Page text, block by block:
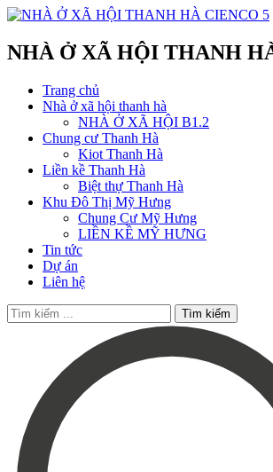
NHÀ Ở XÃ HỘI THANH
Trang chủ
Nhà ở xã hội thanh hà
NHÀ Ở XÃ HỘI B1.2
Chung cư Thanh Hà
Kiot Thanh Hà
Liền kề Thanh Hà
Biệt thự Thanh Hà
Khu Đô Thị Mỹ Hưng
Chung Cư Mỹ Hưng
LIỀN KỀ MỸ HƯNG
Tin tức
Dự án
Liên hệ